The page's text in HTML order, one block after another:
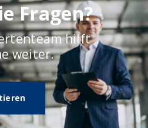
Fragen?
hilft
weiter.